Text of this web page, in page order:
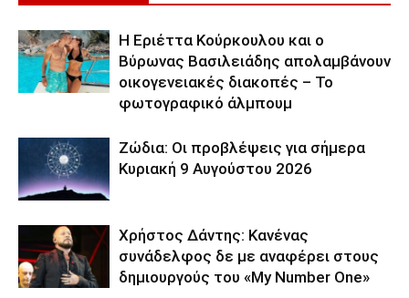
Η Εριέττα Κούρκουλου και ο
Βύρωνας Βασιλειάδης απολαμβάνουν
οικογενειακές διακοπές – Το
φωτογραφικό άλμπουμ
Ζώδια: Οι προβλέψεις για σήμερα
Κυριακή 9 Αυγούστου 2026
Χρήστος Δάντης: Κανένας
συνάδελφος δε με αναφέρει στους
δημιουργούς του «My Number One»